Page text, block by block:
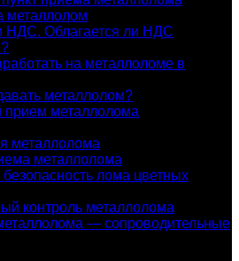
металлолом
НДС. Облагается ли НДС
на металлоломе в
металлолом?
прием металлолома
металлолома
металлолома
лома цветных
контроль металлолома
— сопроводительные